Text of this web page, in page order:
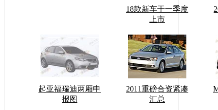
18款新车于一季度
上市
起亚福瑞迪两厢申
报图
2011重磅合资紧凑
汇总